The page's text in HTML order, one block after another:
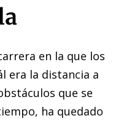
en la que los
era la distancia a
que se
ha quedado